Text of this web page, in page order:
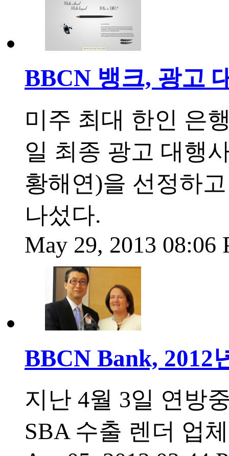
BBCN 뱅크, 광고
미주 최대 한인 은
일 최종 광고 대행
황해연)을 선정하
나섰다.
May 29, 2013 08:06
BBCN Bank, 2012
지난 4월 3일 연방
SBA 수출 렌더 업